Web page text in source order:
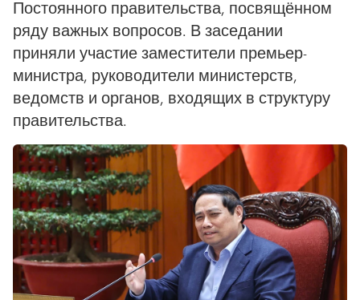
Постоянного правительства, посвящённом
ряду важных вопросов. В заседании
приняли участие заместители премьер-
министра, руководители министерств,
ведомств и органов, входящих в структуру
правительства.